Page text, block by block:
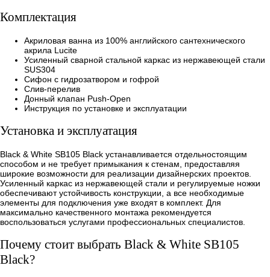
Комплектация
Акриловая ванна из 100% английского сантехнического
акрила Lucite
Усиленный сварной стальной каркас из нержавеющей стали
SUS304
Сифон с гидрозатвором и гофрой
Слив-перелив
Донный клапан Push-Open
Инструкция по установке и эксплуатации
Установка и эксплуатация
Black & White SB105 Black устанавливается отдельностоящим
способом и не требует примыкания к стенам, предоставляя
широкие возможности для реализации дизайнерских проектов.
Усиленный каркас из нержавеющей стали и регулируемые ножки
обеспечивают устойчивость конструкции, а все необходимые
элементы для подключения уже входят в комплект. Для
максимально качественного монтажа рекомендуется
воспользоваться услугами профессиональных специалистов.
Почему стоит выбрать Black & White SB105
Black?